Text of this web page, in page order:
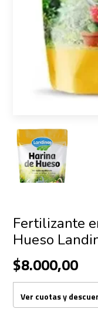
Fertilizante
Hueso
$8.000,00
Ver cuotas y